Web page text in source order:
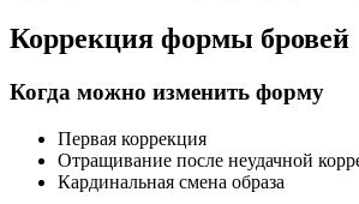
Коррекция формы бровей
Когда можно изменить форму
Первая коррекция
Отращивание после неудачной
Кардинальная смена образа